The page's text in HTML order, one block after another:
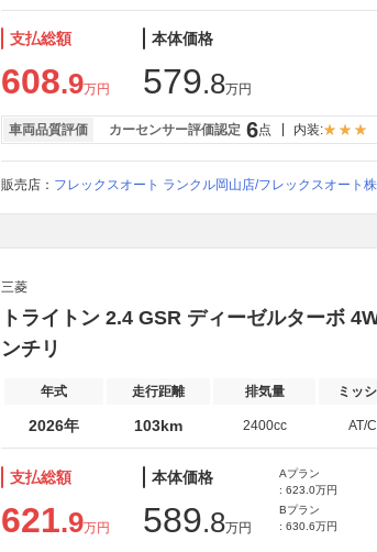
支払総額
608.9万円
本体価格
579.8万円
車両品質評価 カーセンサー評価認定 6点 内装:
販売店： フレックスオート ランクル岡山店/フレックスオート
三菱
トライトン 2.4 GSR ディーゼルターボ
ンチリ
年式 走行距離 排気量 ミッ
2026年 103km 2400cc AT/
支払総額
621.9万円
本体価格
589.8万円
Aプラン
: 623.0万円
Bプラン
: 630.6万円